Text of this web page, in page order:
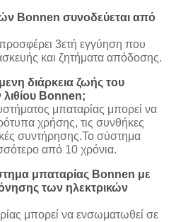
Bonnen συνοδεύεται από
3ετή εγγύηση που
και ζητήματα απόδοσης.
διάρκεια ζωής του
Bonnen;
μπαταρίας μπορεί να
χρήσης, τις συνθήκες
συντήρησης.Το σύστημα
από 10 χρόνια.
μπαταρίας Bonnen με
των ηλεκτρικών
μπορεί να ενσωματωθεί σε